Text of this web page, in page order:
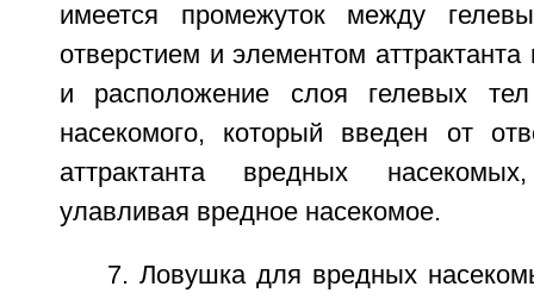
имеется промежуток между
отверстием и элементом
и расположение слоя гелевых
насекомого, который введен от
аттрактанта вредных
улавливая вредное насекомое.
7. Ловушка для вредных